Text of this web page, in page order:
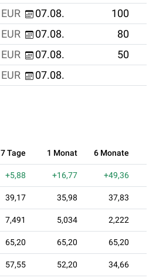
EUR 07.08. 100
EUR 07.08. 80
EUR 07.08. 50
EUR 07.08.
7 Tage 1 Monat 6 Monate
+5,88 +16,77 +49,36
39,17 35,98 37,83
7,491 5,034 2,222
65,20 65,20 65,20
57,55 52,20 34,66